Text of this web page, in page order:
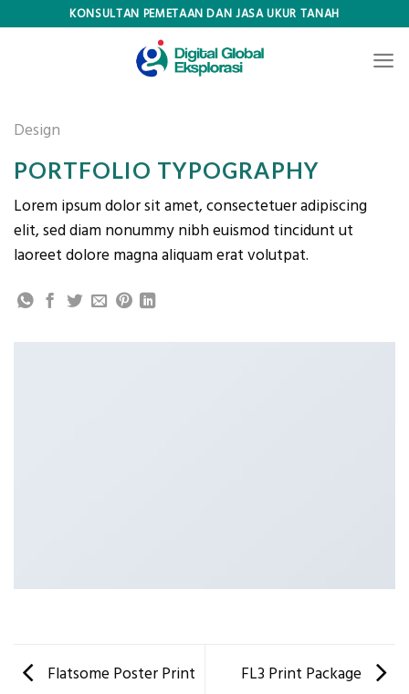
KONSULTAN PEMETAAN DAN JASA UKUR TANAH
Design
PORTFOLIO TYPOGRAPHY
Lorem ipsum dolor sit amet, consectetuer adipiscing
elit, sed diam nonummy nibh euismod tincidunt ut
laoreet dolore magna aliquam erat volutpat.
Flatsome Poster Print FL3 Print Package